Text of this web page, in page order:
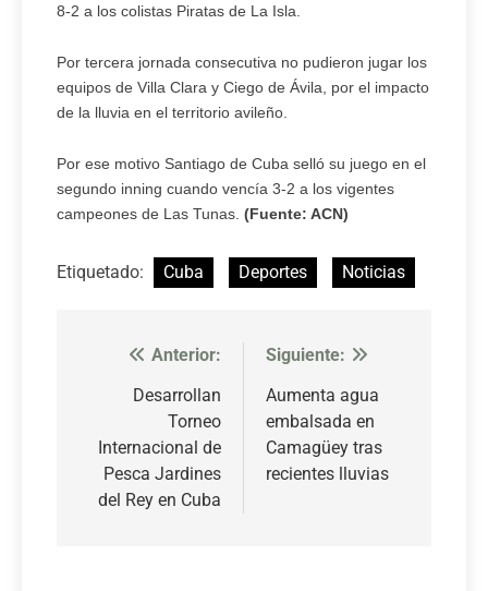
8-2 a los colistas Piratas de La Isla.
Por tercera jornada consecutiva no pudieron jugar los
equipos de Villa Clara y Ciego de Ávila, por el impacto
de la lluvia en el territorio avileño.
Por ese motivo Santiago de Cuba selló su juego en el
segundo inning cuando vencía 3-2 a los vigentes
campeones de Las Tunas. (Fuente: ACN)
Etiquetado: Cuba Deportes Noticias
Navegación
entradas
Anterior:
Desarrollan
Torneo
Internacional de
Pesca Jardines
del Rey en Cuba
Siguiente:
Aumenta agua
embalsada en
Camagüey tras
recientes lluvias